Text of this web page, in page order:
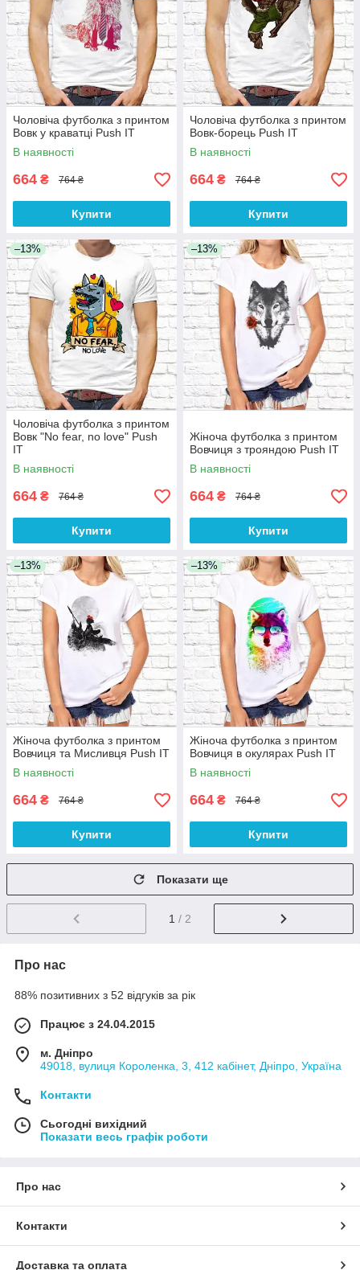
Чоловіча футболка з принтом
Вовк у краватці Push IT
В наявності
664 ₴ 764 ₴
Купити
Чоловіча футболка з принтом
Вовк-борець Push IT
В наявності
664 ₴ 764 ₴
Купити
–13%
Чоловіча футболка з принтом
Вовк "No fear, no love" Push
IT
В наявності
664 ₴ 764 ₴
Купити
–13%
Жіноча футболка з принтом
Вовчиця з трояндою Push IT
В наявності
664 ₴ 764 ₴
Купити
–13%
Жіноча футболка з принтом
Вовчиця та Мисливця Push IT
В наявності
664 ₴ 764 ₴
Купити
–13%
Жіноча футболка з принтом
Вовчиця в окулярах Push IT
В наявності
664 ₴ 764 ₴
Купити
Показати ще
1 / 2
Про нас
88% позитивних з 52 відгуків за рік
Працює з 24.04.2015
м. Дніпро
49018, вулиця Короленка, 3, 412 кабінет, Дніпро, Україна
Контакти
Сьогодні вихідний
Показати весь графік роботи
Про нас
Контакти
Доставка та оплата